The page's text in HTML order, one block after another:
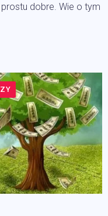
dobre. Wie o tym